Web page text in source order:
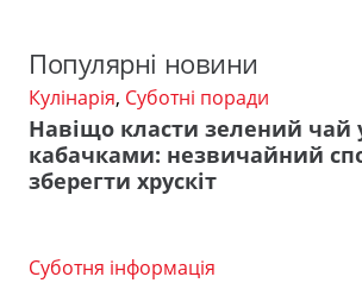
Популярні новини
Кулінарія, Суботні поради
Навіщо класти зелений чай
кабачками: незвичайний
зберегти хрускіт
Суботня інформація